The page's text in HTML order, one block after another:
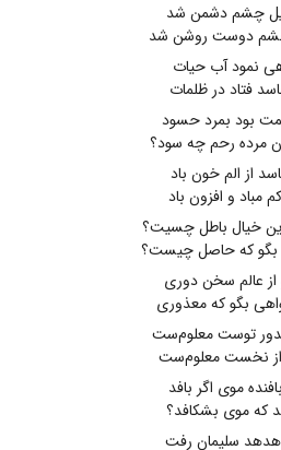
چشم دشمن شد
دوست روشن شد
نمود آب حیات
فتاد در ظلمات
بود بمرد حسود
مرده رحم چه سود؟
از الم خون باد
مباد و افزون باد
خیال باطل چسیت؟
بگو که حاصل چیست؟
عالم سخن دوری
بگو که معذوری
توست معلوم‌ست
از نخست معلوم‌ست
موی اگر بافد
که موی بشکافد؟
سلیمان رفت